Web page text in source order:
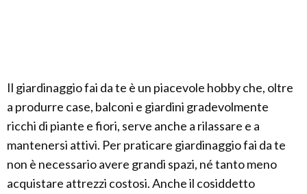
Il giardinaggio fai da te è un piacevole hobby che, oltre
a produrre case, balconi e giardini gradevolmente
ricchi di piante e fiori, serve anche a rilassare e a
mantenersi attivi. Per praticare giardinaggio fai da te
non è necessario avere grandi spazi, né tanto meno
acquistare attrezzi costosi. Anche il cosiddetto